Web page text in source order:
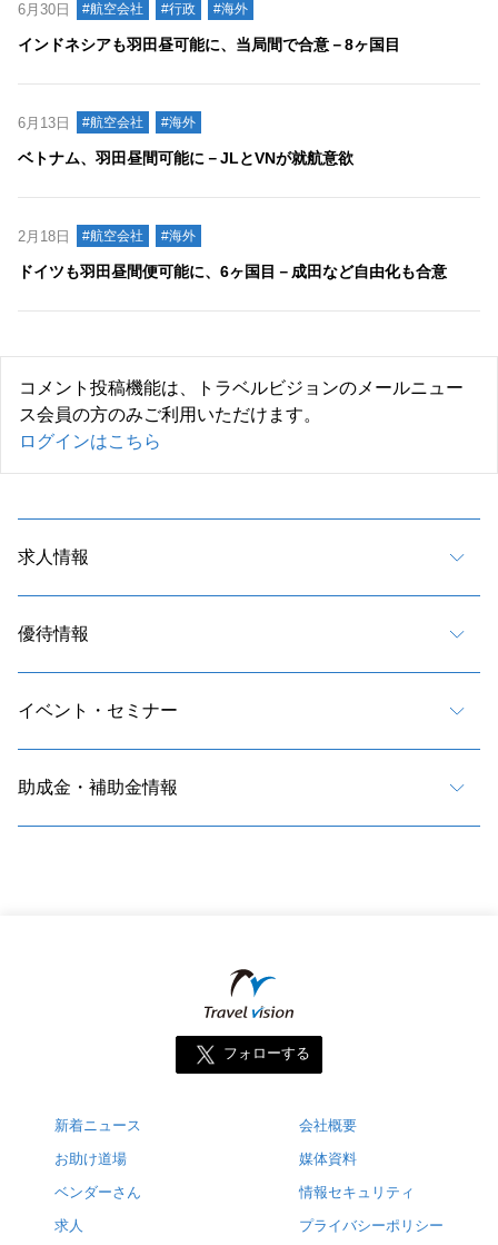
6月30日 #航空会社 #行政 #海外
インドネシアも羽田昼可能に、当局間で合意－8ヶ国目
6月13日 #航空会社 #海外
ベトナム、羽田昼間可能に－JLとVNが就航意欲
2月18日 #航空会社 #海外
ドイツも羽田昼間便可能に、6ヶ国目－成田など自由化も合意
コメント投稿機能は、トラベルビジョンのメールニュー
ス会員の方のみご利用いただけます。
ログインはこちら
求人情報
優待情報
イベント・セミナー
助成金・補助金情報
フォローする
新着ニュース
お助け道場
ベンダーさん
求人
会社概要
媒体資料
情報セキュリティ
プライバシーポリシー